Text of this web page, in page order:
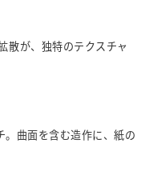
散が、独特のテクスチャ
。曲面を含む造作に、紙の